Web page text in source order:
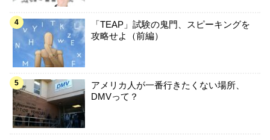
「TEAP」試験の鬼門、スピーキングを
攻略せよ（前編）
アメリカ人が一番行きたくない場所、
DMVって？